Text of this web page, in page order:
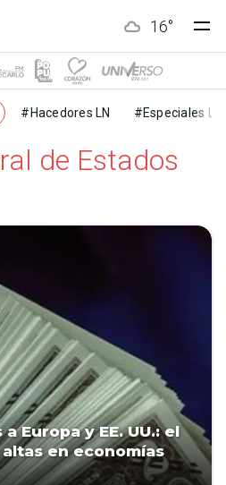
16°
#Hacedores LN #Especiales LN
de Estados
Europa y EE. UU.: el
en economías